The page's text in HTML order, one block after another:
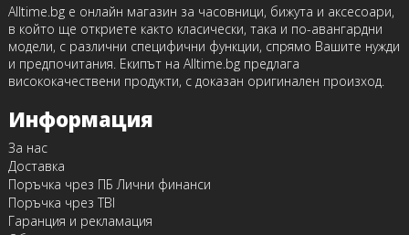
Alltime.bg е онлайн магазин за часовници, бижута и аксесоари,
в който ще откриете както класически, така и по-авангардни
модели, с различни специфични функции, спрямо Вашите нужди
и предпочитания. Екипът на Alltime.bg предлага
висококачествени продукти, с доказан оригинален произход.
Информация
За нас
Доставка
Поръчка чрез ПБ Лични финанси
Поръчка чрез TBI
Гаранция и рекламация